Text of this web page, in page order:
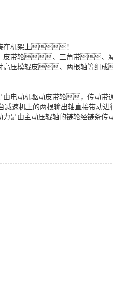
在机架上！
皮带轮、三角带
高压模辊皮、两根轴等
电动机驱动皮带轮，传动带
速机上的两根输出轴直接带
是由主动压辊轴的链轮经链条